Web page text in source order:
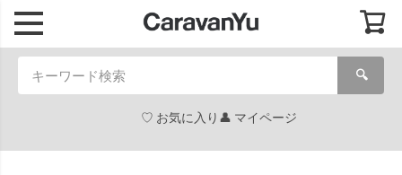
🔍
お気に入り マイページ